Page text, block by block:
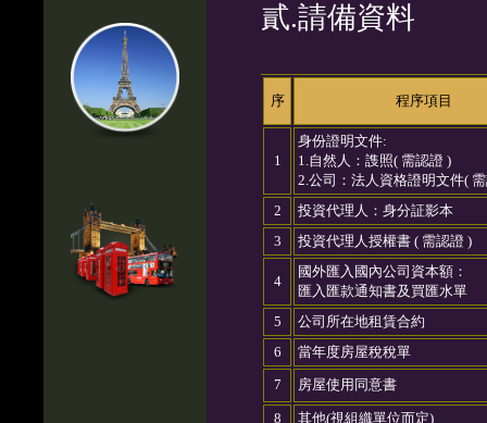
貳.請備資料
序 程序項目
1
身份證明文件:
1.自然人：謢照( 需認證 )
2.公司：法人資格證明文件(
2
投資代理人：身分証影本
3
投資代理人授權書 ( 需認證 )
4
國外匯入國內公司資本額：
匯入匯款通知書及買匯水單
5
公司所在地租賃合約
6
當年度房屋稅稅單
7
房屋使用同意書
8
其他(視組織單位而定)